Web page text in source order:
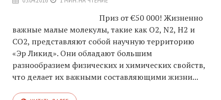
Приз от €50 000! Жизненно
важные малые молекулы, такие как O2, N2, H2 и
CO2, представляют собой научную территорию
«Эр Ликид». Они обладают большим
разнообразием физических и химических свойств,
что делает их важными составляющими жизни...